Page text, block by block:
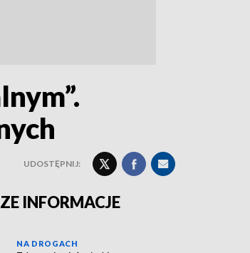
UDOSTĘPNIJ:
INFORMACJE
NA DROGACH